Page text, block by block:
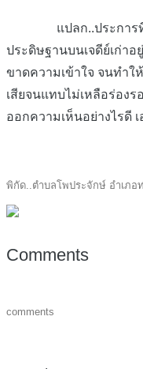
แปลก..ประการที่สา
ประดิษฐานบนเจดีย์เก่า
ขาดความเข้าใจ จนทำใ
เสียจนแทบไม่เหลือร่องร
ออกความเห็นอย่างไรดี
พิกัด..ตำบลโพประจักษ์ อำเภอ
Comments
comments